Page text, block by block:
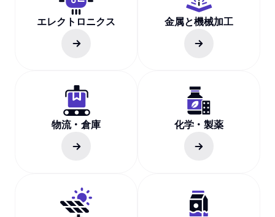
エレクトロニクス 金属と機械加工
物流・倉庫 化学・製薬